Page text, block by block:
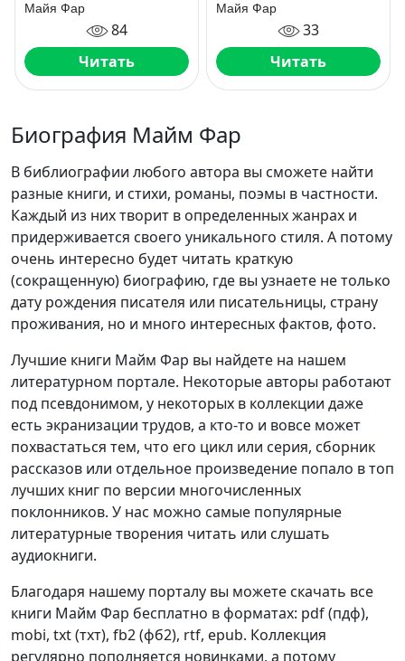
Майя Фар
84
Читать
Майя Фар
33
Читать
Биография Майм Фар
В библиографии любого автора вы сможете найти
разные книги, и стихи, романы, поэмы в частности.
Каждый из них творит в определенных жанрах и
придерживается своего уникального стиля. А потому
очень интересно будет читать краткую
(сокращенную) биографию, где вы узнаете не только
дату рождения писателя или писательницы, страну
проживания, но и много интересных фактов, фото.
Лучшие книги Майм Фар вы найдете на нашем
литературном портале. Некоторые авторы работают
под псевдонимом, у некоторых в коллекции даже
есть экранизации трудов, а кто-то и вовсе может
похвастаться тем, что его цикл или серия, сборник
рассказов или отдельное произведение попало в топ
лучших книг по версии многочисленных
поклонников. У нас можно самые популярные
литературные творения читать или слушать
аудиокниги.
Благодаря нашему порталу вы можете скачать все
книги Майм Фар бесплатно в форматах: pdf (пдф),
mobi, txt (тхт), fb2 (фб2), rtf, epub. Коллекция
регулярно пополняется новинками, а потому